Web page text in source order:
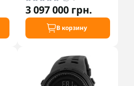
3 097 000 грн.
В корзину